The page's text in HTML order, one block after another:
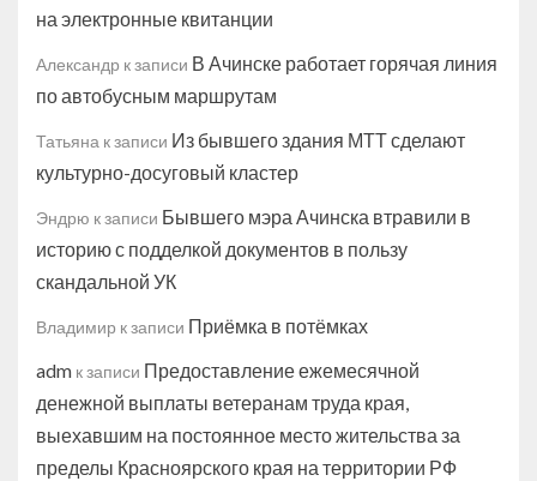
на электронные квитанции
Александр к записи В Ачинске работает горячая линия
по автобусным маршрутам
Татьяна к записи Из бывшего здания МТТ сделают
культурно-досуговый кластер
Эндрю к записи Бывшего мэра Ачинска втравили в
историю с подделкой документов в пользу
скандальной УК
Владимир к записи Приёмка в потёмках
adm к записи Предоставление ежемесячной
денежной выплаты ветеранам труда края,
выехавшим на постоянное место жительства за
пределы Красноярского края на территории РФ